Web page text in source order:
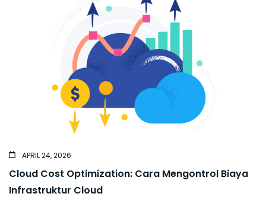
APRIL 24, 2026
Cloud Cost Optimization: Cara Mengontrol Biaya
Infrastruktur Cloud